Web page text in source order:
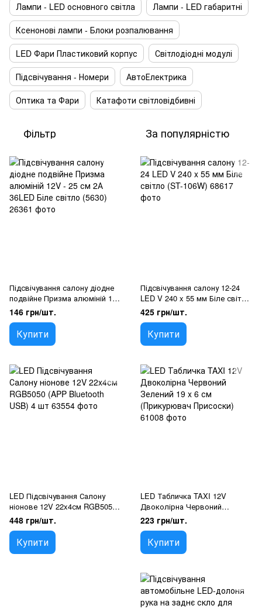
Лампи - LED основного світла
Лампи - LED габаритні
Ксенонові лампи - Блоки розпалювання
LED Фари Пластиковий корпус
Світлодіодні модулі
Підсвічування - Номери
АвтоЕлектрика
Оптика та Фари
Катафоти світловідбивні
Фільтр За популярністю
Підсвічування салону діодне
подвійне Призма алюміній 12V
- 25 см 2А 36LED Біле світло
(5630)
146 грн/шт.
Купити
Підсвічування салону 12-24
LED V 240 x 55 мм Біле світло
(ST-106W)
425 грн/шт.
Купити
LED Підсвічування Салону
ніонове 12V 22x4см RGB5050
(APP Bluetooth USB) 4 шт
448 грн/шт.
Купити
LED Табличка TAXI 12V
Двоколірна Червоний
Зелений 19 x 6 см
(Прикурювач Присоски)
223 грн/шт.
Купити